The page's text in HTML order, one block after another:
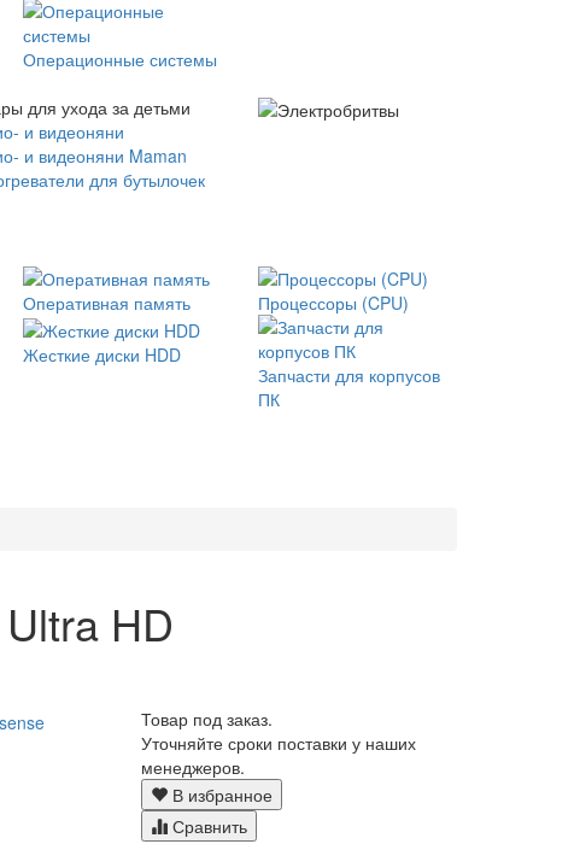
Операционные системы
для ухода за детьми
и видеоняни
и видеоняни Maman
для бутылочек
Оперативная память Процессоры (CPU)
Жесткие диски HDD
Запчасти для корпусов
ПК
HD
Товар под заказ.
Уточняйте сроки поставки у наших
менеджеров.
В избранное
Сравнить